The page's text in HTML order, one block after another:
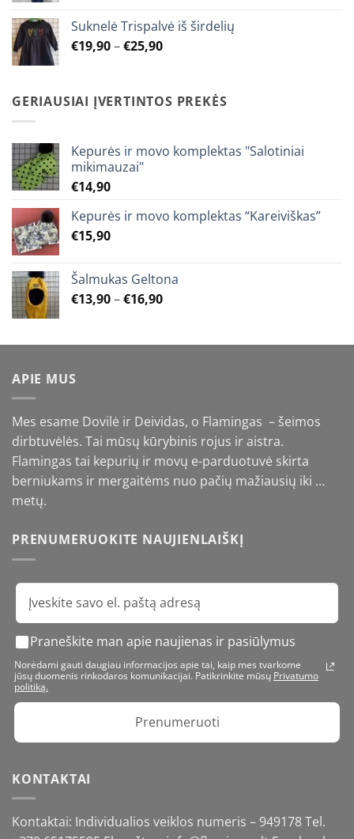
through
€15,90
Suknelė Trispalvė iš širdelių
€19,90–€25,90Price
through
€25,90
GERIAUSIAI ĮVERTINTOS PREKĖS
Kepurės ir movo komplektas "Salotiniai
mikimauzai"
€14,90
Kepurės ir movo komplektas “Kareiviškas”
€15,90
Šalmukas Geltona
€13,90–€16,90Price
through
APIE MUS
Mes esame Dovilė ir Deividas, o Flamingas – šeimos
dirbtuvėlės. Tai mūsų kūrybinis rojus ir aistra.
Flamingas tai kepurių ir movų e-parduotuvė skirta
berniukams ir mergaitėms nuo pačių mažiausių iki …
metų.
PRENUMERUOKITE NAUJIENLAIŠKĮ
Praneškite man apie naujienas ir pasiūlymus
Norėdami gauti daugiau informacijos apie tai, kaip mes tvarkome
jūsų duomenis rinkodaros komunikacijai. Patikrinkite mūsų Privatumo
politiką.
Prenumeruoti
KONTAKTAI
Kontaktai: Individualios veiklos numeris – 949178 Tel.